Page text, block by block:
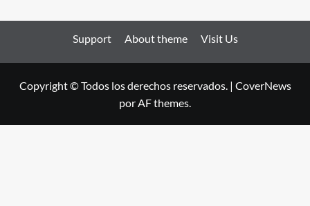
Support About theme Visit Us
Copyright © Todos los derechos reservados. | CoverNews
por AF themes.